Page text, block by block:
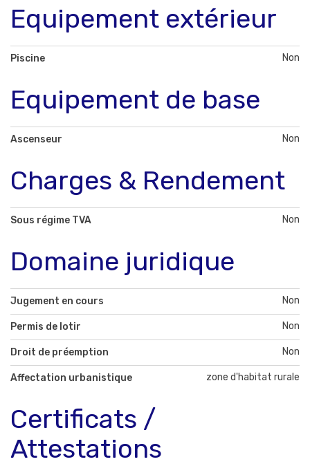
Equipement extérieur
Piscine Non
Equipement de base
Ascenseur Non
Charges & Rendement
Sous régime TVA Non
Domaine juridique
Jugement en cours Non
Permis de lotir Non
Droit de préemption Non
Affectation urbanistique zone d'habitat rurale
Certificats /
Attestations